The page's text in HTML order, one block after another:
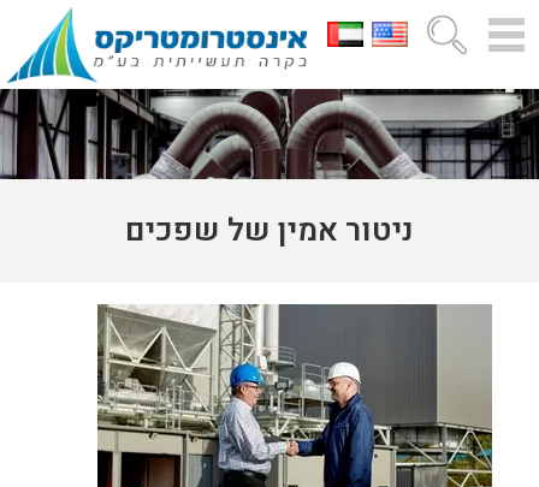
ניטור אמין של שפכים